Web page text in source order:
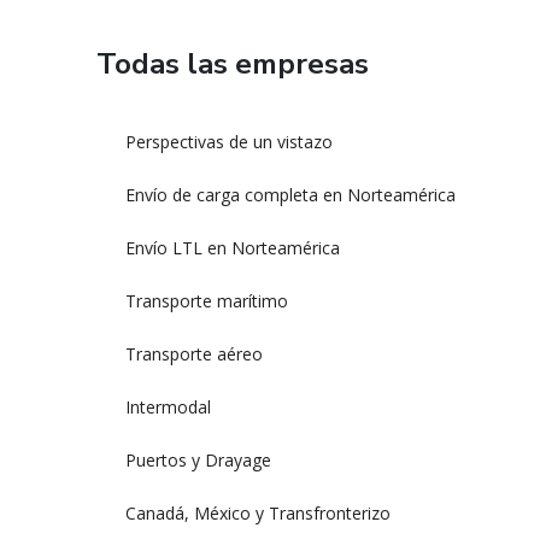
Todas las empresas
Perspectivas de un vistazo
Envío de carga completa en Norteamérica
Envío LTL en Norteamérica
Transporte marítimo
Transporte aéreo
Intermodal
Puertos y Drayage
Canadá, México y Transfronterizo